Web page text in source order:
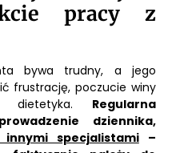
pracy z
bywa trudny, a jego
frustrację, poczucie winy
dietetyka. Regularna
dziennika,
specjalistami–